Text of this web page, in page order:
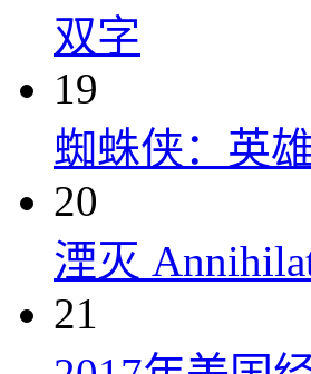
双字
19
蜘蛛侠：英
20
湮灭
21